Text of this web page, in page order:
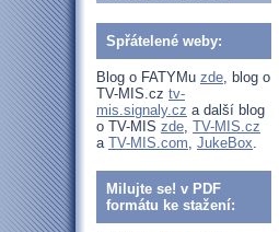
Spřátelené weby:
Blog o FATYMu zde, blog o
TV-MIS.cz tv-
mis.signaly.cz a další blog
o TV-MIS zde, TV-MIS.cz
a TV-MIS.com, JukeBox.
Milujte se! v PDF
formátu ke stažení: